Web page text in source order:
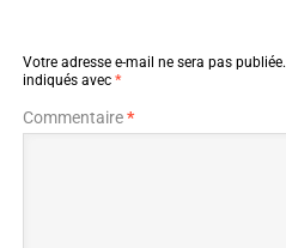
Votre adresse e-mail ne sera pas publiée.
indiqués avec *
Commentaire*